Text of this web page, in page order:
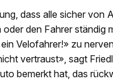
dass alle sicher von
den Fahrer ständig
Velofahrer!» zu
vertraust», sagt
bemerkt hat, das